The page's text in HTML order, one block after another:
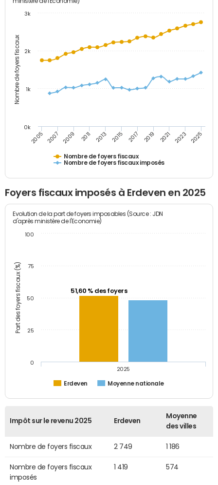
Nombre de foyers fiscaux
Nombre de foyers fiscaux
Nombre de foyers fiscaux imposés
2005 2007 2009 2011 2013 2015 2017 2019 2021 2023 2025
0k
1k
2k
3k
Foyers fiscaux imposés à Erdeven en 2025
Part des foyers fiscaux (%)
Evolution de la part de foyers imposables (Source : JDN
d'après ministère de l'Economie)
51,60 % des foyers
Erdeven Moyenne nationale
2025
0
25
50
75
100
Impôt sur le revenu 2025 Erdeven
Moyenne
des villes
Nombre de foyers fiscaux 2 749 1 186
Nombre de foyers fiscaux
imposés
1 419 574